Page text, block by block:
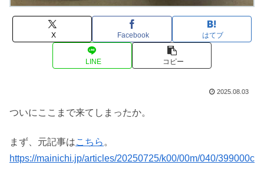
X Facebook はてブ
LINE コピー
2025.08.03
ついにここまで来てしまったか。
まず、元記事はこちら 。
https://mainichi.jp/articles/20250725/k00/00m/040/399000c